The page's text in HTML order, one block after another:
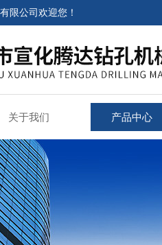
限公司欢迎您！
关于我们 产品中心